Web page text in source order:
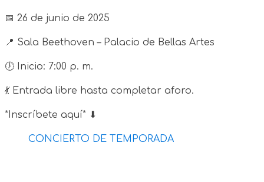
📅 26 de junio de 2025
📍 Sala Beethoven – Palacio de Bellas Artes
🕖 Inicio: 7:00 p. m.
💃 Entrada libre hasta completar aforo.
*Inscríbete aquí* ⬇
CONCIERTO DE TEMPORADA